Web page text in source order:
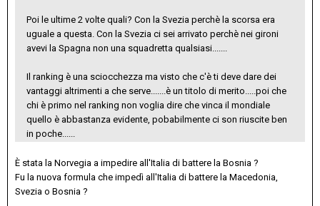
Poi le ultime 2 volte quali? Con la Svezia perchè la scorsa era
uguale a questa. Con la Svezia ci sei arrivato perchè nei gironi
avevi la Spagna non una squadretta qualsiasi.......
Il ranking è una sciocchezza ma visto che c'è ti deve dare dei
vantaggi altrimenti a che serve.......è un titolo di merito.....poi che
chi è primo nel ranking non voglia dire che vinca il mondiale
quello è abbastanza evidente, pobabilmente ci son riuscite ben
in poche......
È stata la Norvegia a impedire all'Italia di battere la Bosnia ?
Fu la nuova formula che impedì all'Italia di battere la Macedonia,
Svezia o Bosnia ?